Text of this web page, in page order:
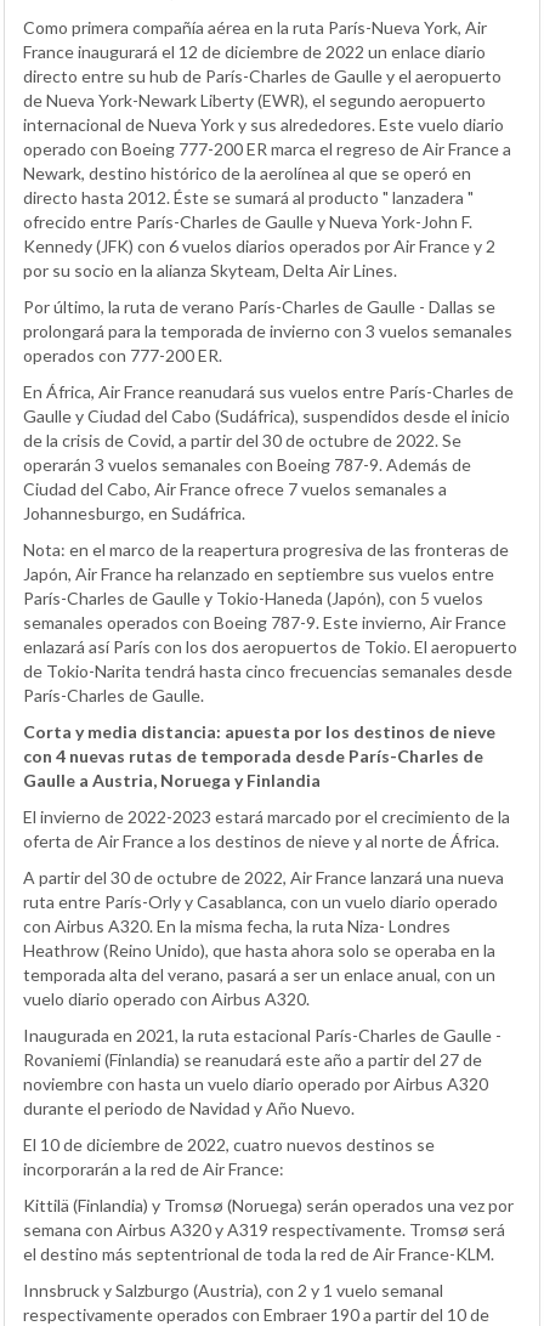
Como primera compañía aérea en la ruta París-Nueva York, Air
France inaugurará el 12 de diciembre de 2022 un enlace diario
directo entre su hub de París-Charles de Gaulle y el aeropuerto
de Nueva York-Newark Liberty (EWR), el segundo aeropuerto
internacional de Nueva York y sus alrededores. Este vuelo diario
operado con Boeing 777-200 ER marca el regreso de Air France a
Newark, destino histórico de la aerolínea al que se operó en
directo hasta 2012. Éste se sumará al producto " lanzadera "
ofrecido entre París-Charles de Gaulle y Nueva York-John F.
Kennedy (JFK) con 6 vuelos diarios operados por Air France y 2
por su socio en la alianza Skyteam, Delta Air Lines.
Por último, la ruta de verano París-Charles de Gaulle - Dallas se
prolongará para la temporada de invierno con 3 vuelos semanales
operados con 777-200 ER.
En África, Air France reanudará sus vuelos entre París-Charles de
Gaulle y Ciudad del Cabo (Sudáfrica), suspendidos desde el inicio
de la crisis de Covid, a partir del 30 de octubre de 2022. Se
operarán 3 vuelos semanales con Boeing 787-9. Además de
Ciudad del Cabo, Air France ofrece 7 vuelos semanales a
Johannesburgo, en Sudáfrica.
Nota: en el marco de la reapertura progresiva de las fronteras de
Japón, Air France ha relanzado en septiembre sus vuelos entre
París-Charles de Gaulle y Tokio-Haneda (Japón), con 5 vuelos
semanales operados con Boeing 787-9. Este invierno, Air France
enlazará así París con los dos aeropuertos de Tokio. El aeropuerto
de Tokio-Narita tendrá hasta cinco frecuencias semanales desde
París-Charles de Gaulle.
Corta y media distancia: apuesta por los destinos de nieve
con 4 nuevas rutas de temporada desde París-Charles de
Gaulle a Austria, Noruega y Finlandia
El invierno de 2022-2023 estará marcado por el crecimiento de la
oferta de Air France a los destinos de nieve y al norte de África.
A partir del 30 de octubre de 2022, Air France lanzará una nueva
ruta entre París-Orly y Casablanca, con un vuelo diario operado
con Airbus A320. En la misma fecha, la ruta Niza- Londres
Heathrow (Reino Unido), que hasta ahora solo se operaba en la
temporada alta del verano, pasará a ser un enlace anual, con un
vuelo diario operado con Airbus A320.
Inaugurada en 2021, la ruta estacional París-Charles de Gaulle -
Rovaniemi (Finlandia) se reanudará este año a partir del 27 de
noviembre con hasta un vuelo diario operado por Airbus A320
durante el periodo de Navidad y Año Nuevo.
El 10 de diciembre de 2022, cuatro nuevos destinos se
incorporarán a la red de Air France:
Kittilä (Finlandia) y Tromsø (Noruega) serán operados una vez por
semana con Airbus A320 y A319 respectivamente. Tromsø será
el destino más septentrional de toda la red de Air France-KLM.
Innsbruck y Salzburgo (Austria), con 2 y 1 vuelo semanal
respectivamente operados con Embraer 190 a partir del 10 de